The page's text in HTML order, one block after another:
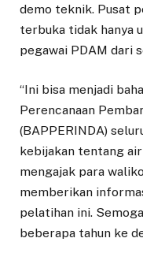
demo teknik. Pusat
terbuka tidak hanya
pegawai PDAM dari
“Ini bisa menjadi
Perencanaan
(BAPPERINDA)
kebijakan tentang
mengajak para
memberikan
pelatihan ini.
beberapa tahun ke